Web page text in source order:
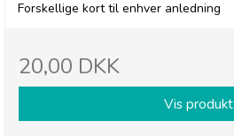
Forskellige kort til enhver anledning
20,00 DKK
Vis produkt